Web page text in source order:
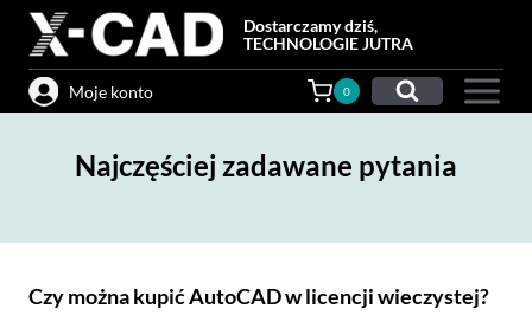
Przejdź
treści
Dostarczamy dziś,
TECHNOLOGIE JUTRA
Moje konto 0
Najczęściej zadawane pytania
Czy można kupić AutoCAD w licencji wieczystej?